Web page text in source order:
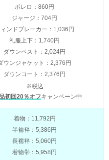
ボレロ：860円
ジャージ：704円
ンドブレーカー：1,036円
礼服上下：1,740円
ダウンベスト：2,024円
ウンジャケット：2,376円
ダウンコート：2,376円
※税込
初回20％オフキャンペーン中
着物：11,792円
半襦袢：5,386円
長襦袢：5,060円
着物帯：5,958円